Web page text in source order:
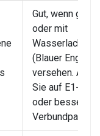
Gut, wenn geölt
oder mit
Wasserlack
(Blauer Engel)
versehen.
Sie auf E1-
oder besser bei
Verbundparkett.